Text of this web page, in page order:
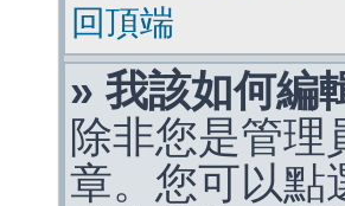
回頂端
» 我該如何編
除非您是管
章。您可以點